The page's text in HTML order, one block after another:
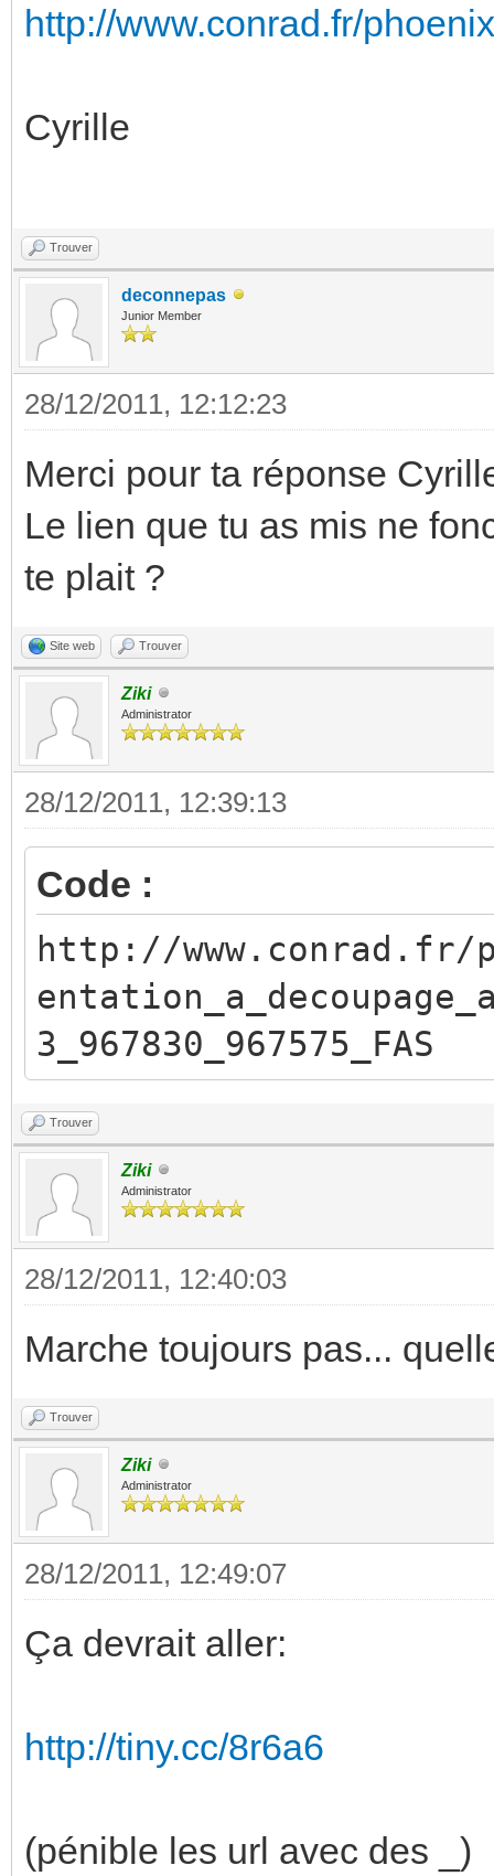
http://www.conrad.fr/
Cyrille
Trouver
deconnepas
Junior Member
28/12/2011, 12:12:23
Merci pour ta réponse
Le lien que tu as mis ne
te plait ?
Site web Trouver
Ziki
Administrator
28/12/2011, 12:39:13
Code :
http://www.conrad.fr/
3_967830_967575_FAS
Trouver
Ziki
Administrator
28/12/2011, 12:40:03
Marche toujours pas...
Trouver
Ziki
Administrator
28/12/2011, 12:49:07
Ça devrait aller:
http://tiny.cc/8r6a6
(pénible les url avec des _)